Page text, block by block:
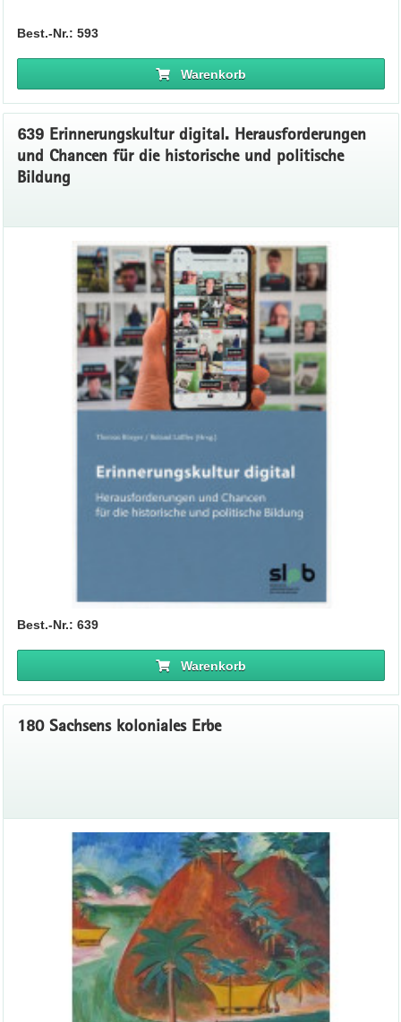
Best.-Nr.: 593
Warenkorb
639 Erinnerungskultur digital. Herausforderungen
und Chancen für die historische und politische
Bildung
Best.-Nr.: 639
Warenkorb
180 Sachsens koloniales Erbe